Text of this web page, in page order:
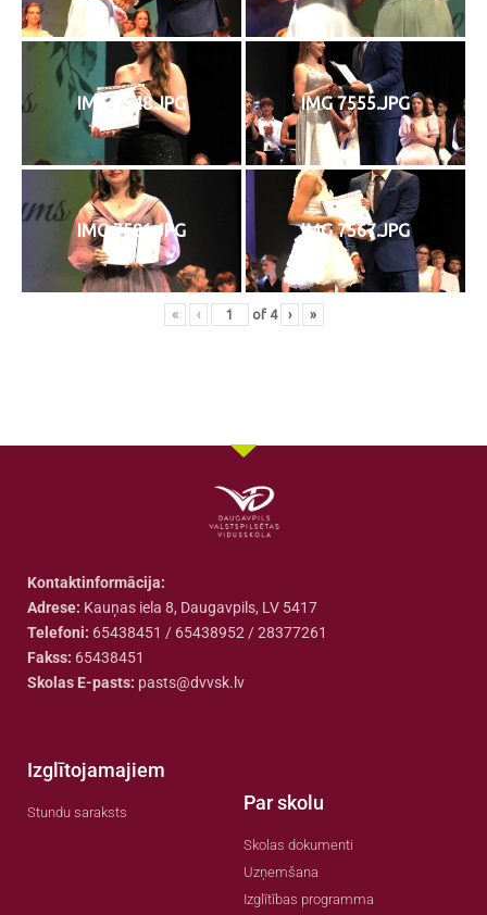
IMG 7548.JPG IMG 7555.JPG
IMG 7581.JPG IMG 7567.JPG
« ‹ of 4 › »
Kontaktinformācija:
Adrese: Kauņas iela 8, Daugavpils, LV 5417
Telefoni: 65438451 / 65438952 / 28377261
Fakss: 65438451
Skolas E-pasts: pasts@dvvsk.lv
Izglītojamajiem
Stundu saraksts Par skolu
Skolas dokumenti
Uzņemšana
Izglītības programma